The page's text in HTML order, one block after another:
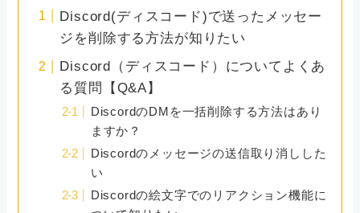
Discord(ディスコード)で送ったメッセー
ジを削除する方法が知りたい
Discord（ディスコード）についてよくあ
る質問【Q&A】
DiscordのDMを一括削除する方法はあり
ますか？
Discordのメッセージの送信取り消しした
い
Discordの絵文字でのリアクション機能に